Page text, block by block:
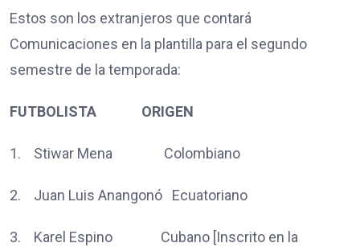
Estos son los extranjeros que contará
Comunicaciones en la plantilla para el segundo
semestre de la temporada:
FUTBOLISTA ORIGEN
1. Stiwar Mena Colombiano
2. Juan Luis Anangonó Ecuatoriano
3. Karel Espino Cubano [Inscrito en la